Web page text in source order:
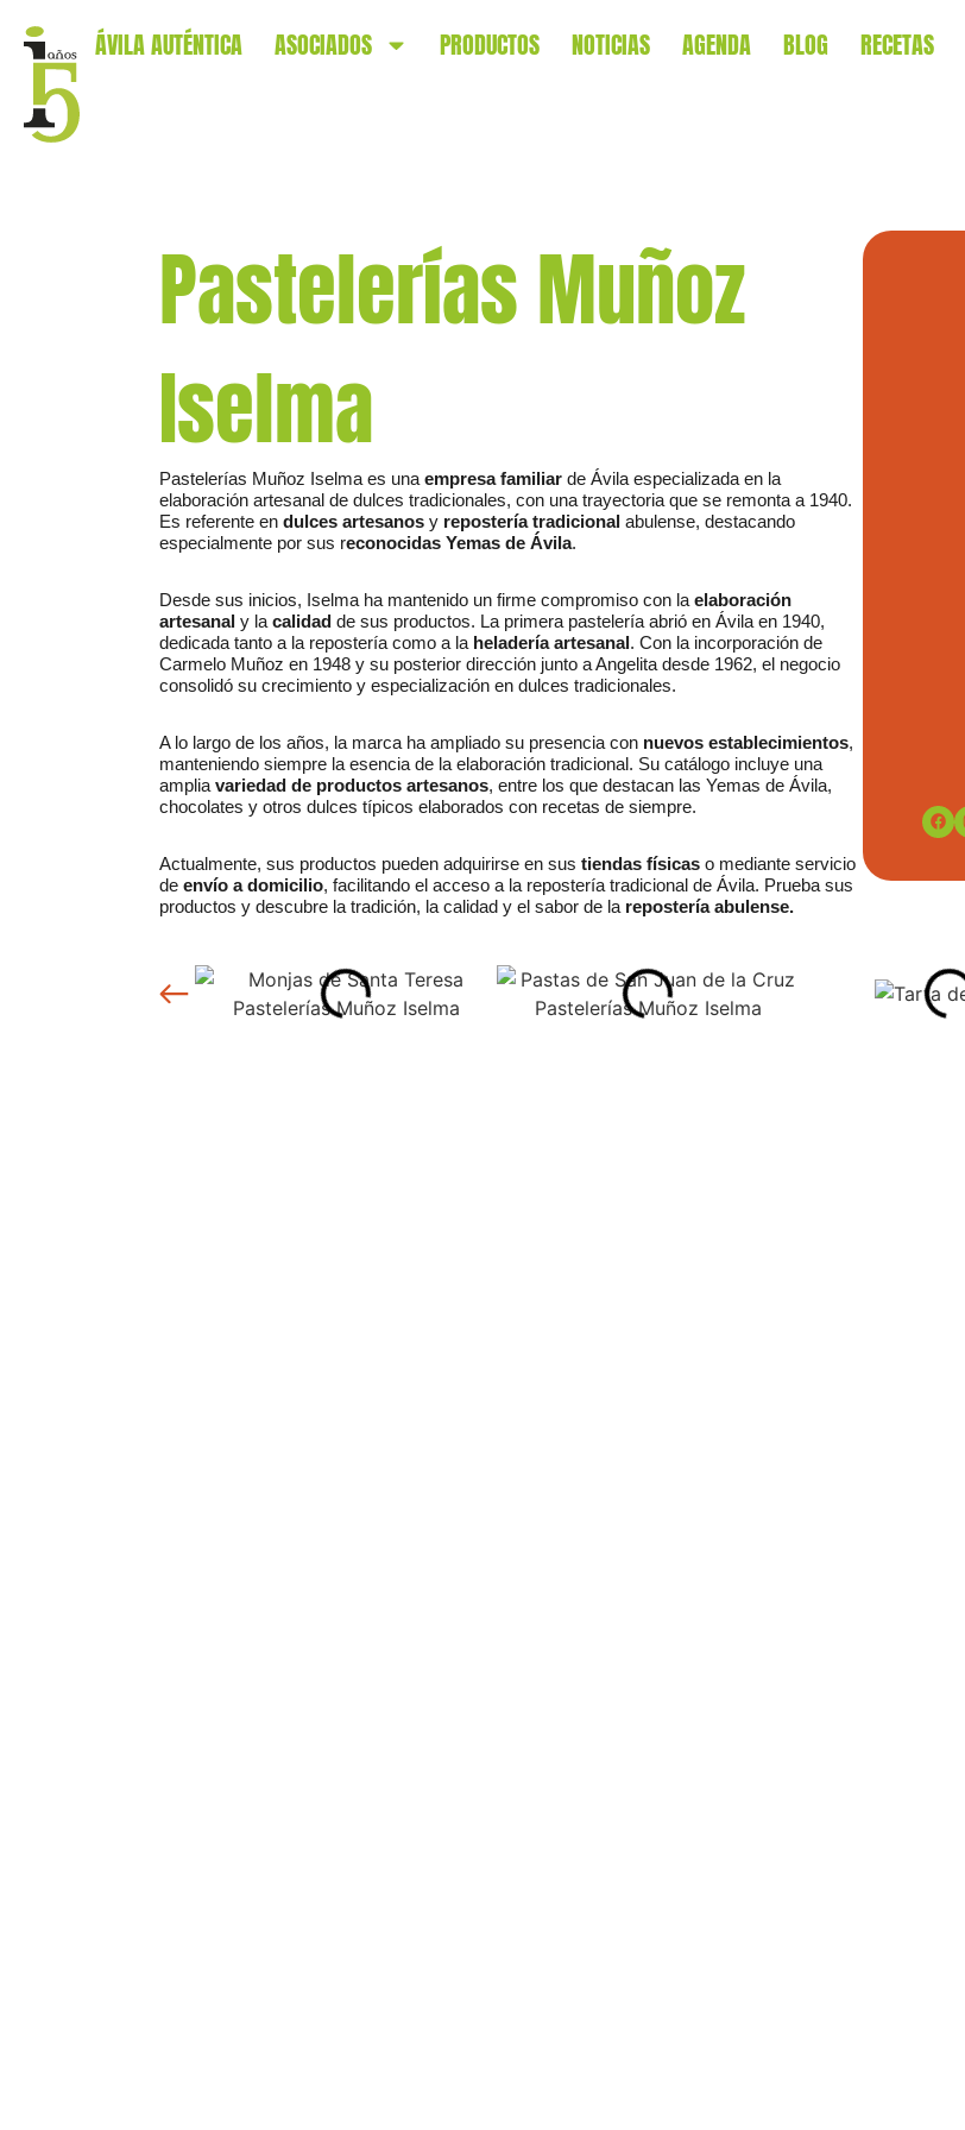
ÁVILA AUTÉNTICA ASOCIADOS PRODUCTOS NOTICIAS AGENDA BLOG RECETAS
Pastelerías Muñoz
Iselma
Pastelerías Muñoz Iselma es unaempresa familiar de Ávila especializada en la
elaboración artesanal de dulces tradicionales, con una trayectoria que se remonta a 1940.
Es referente endulces artesanos y repostería tradicionalabulense, destacando
especialmente por sus reconocidas Yemas de Ávila.
Desde sus inicios, Iselma ha mantenido un firme compromiso con laelaboración
artesanal y lacalidad de sus productos. La primera pastelería abrió en Ávila en 1940,
dedicada tanto a la repostería como a la heladería artesanal. Con la incorporación de
Carmelo Muñoz en 1948 y su posterior dirección junto a Angelita desde 1962, el negocio
consolidó su crecimiento y especialización en dulces tradicionales.
A lo largo de los años, la marca ha ampliado su presencia con nuevos establecimientos,
manteniendo siempre la esencia de la elaboración tradicional. Su catálogo incluye una
ampliavariedad de productos artesanos, entre los que destacan las Yemas de Ávila,
chocolates y otros dulces típicos elaborados con recetas de siempre.
Actualmente, sus productos pueden adquirirse en sustiendas físicas o mediante servicio
deenvío a domicilio, facilitando el acceso a la repostería tradicional de Ávila. Prueba sus
productos y descubre la tradición, la calidad y el sabor de la repostería abulense.